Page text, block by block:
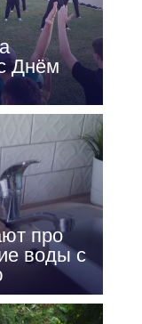
Днём
про
воды с